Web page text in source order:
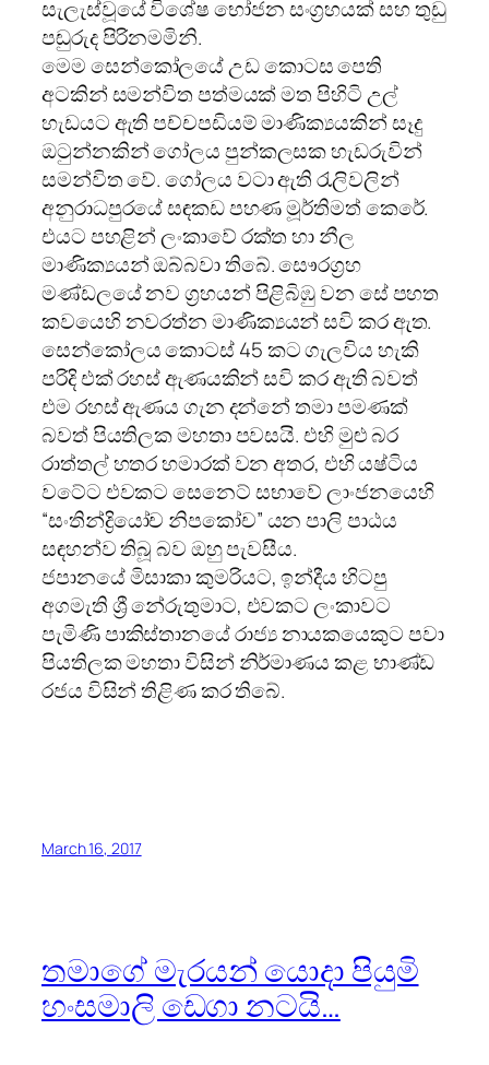
සැලැස්වූයේ විශේෂ භෝජන සංග්‍රහයක් සහ තුඩු
පඬුරුද පිරිනමමිනි.
මෙම සෙන්කෝලයේ උඩ කොටස පෙති
අටකින් සමන්විත පත්මයක් මත පිහිටි උල්
හැඩයට ඇති පච්චපඩියම් මාණික්‍යයකින් සෑදු
ඔටුන්නකින් ගෝලය පුන්කලසක හැඩරුවින්
සමන්විත වේ. ගෝලය වටා ඇති රැලිවලින්
අනුරාධපුරයේ සඳකඩ පහණ මූර්තිමත් කෙරේ.
එයට පහළින් ලංකාවේ රක්ත හා නීල
මාණික්‍යයන් ඔබ්බවා තිබේ. සෞරග්‍රහ
මණ්ඩලයේ නව ග්‍රහයන් පිළිබිඹු වන සේ පහත
කවයෙහි නවරත්න මාණික්‍යයන් සවි කර ඇත.
සෙන්කෝලය කොටස් 45 කට ගැලවිය හැකි
පරිදි එක් රහස් ඇණයකින් සවි කර ඇති බවත්
එම රහස් ඇණය ගැන දන්නේ තමා පමණක්
බවත් පියතිලක මහතා පවසයි. එහි මුළු බර
රාත්තල් හතර හමාරක් වන අතර, එහි යෂ්ටිය
වටේට එවකට සෙනෙට් සභාවේ ලාංජනයෙහි
“සංතින්ද්‍රියෝච නිපකෝච” යන පාලි පාඨය
සඳහන්ව තිබූ බව ඔහු පැවසීය.
ජපානයේ මිසාකා කුමරියට, ඉන්දීය හිටපු
අගමැති ශ්‍රී නේරුතුමාට, එවකට ලංකාවට
පැමිණි පාකිස්තානයේ රාජ්‍ය නායකයෙකුට පවා
පියතිලක මහතා විසින් නිර්මාණය කළ භාණ්ඩ
රජය විසින් තිළිණ කර තිබේ.
March 16, 2017
තමාගේ මැරයන් යොදා පියුමි
හංසමාලි ඩෙගා නටයි…